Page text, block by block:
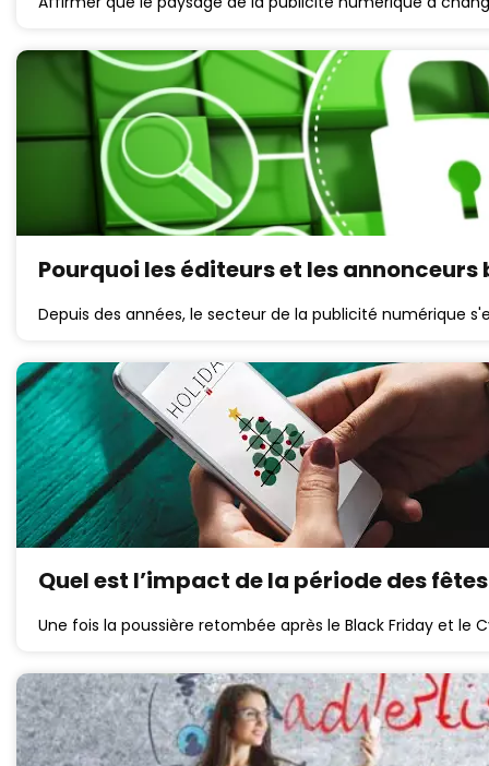
Pourquoi les éditeurs et les
Depuis des années, le secteur de la publicité numérique
Quel est l’impact de la période des
Une fois la poussière retombée après le Black Friday et le